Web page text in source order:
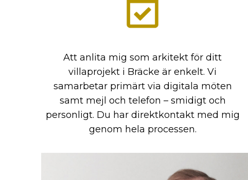
Att anlita mig som arkitekt för ditt
villaprojekt i Bräcke är enkelt. Vi
samarbetar primärt via digitala möten
samt mejl och telefon – smidigt och
personligt. Du har direktkontakt med mig
genom hela processen.